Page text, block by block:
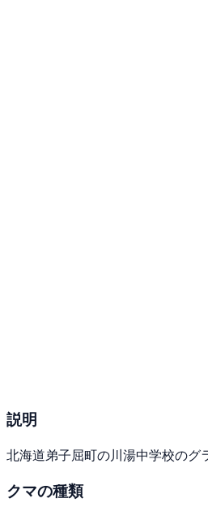
説明
北海道弟子屈町の川湯中学校のグ
クマの種類